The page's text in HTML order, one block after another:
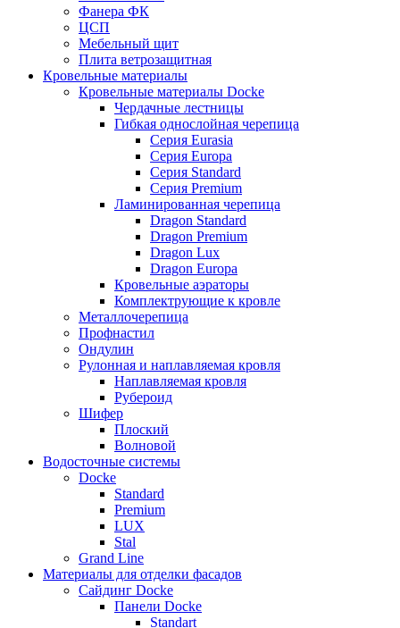
Фанера ФК
ЦСП
Мебельный щит
Плита ветрозащитная
Кровельные материалы
Кровельные материалы Docke
Чердачные лестницы
Гибкая однослойная черепица
Серия Eurasia
Серия Europa
Серия Standard
Серия Premium
Ламинированная черепица
Dragon Standard
Dragon Premium
Dragon Lux
Dragon Europa
Кровельные аэраторы
Комплектрующие к кровле
Металлочерепица
Профнастил
Ондулин
Рулонная и наплавляемая кровля
Наплавляемая кровля
Рубероид
Шифер
Плоский
Волновой
Водосточные системы
Docke
Standard
Premium
LUX
Stal
Grand Line
Материалы для отделки фасадов
Сайдинг Docke
Панели Docke
Standart